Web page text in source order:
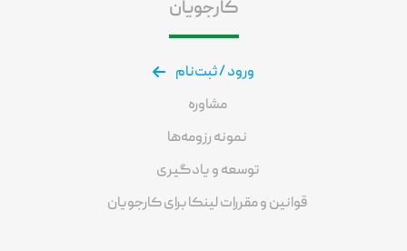
کارجویان
ورود / ثبت‌نام
مشاوره
نمونه رزومه‌ها
توسعه و یادگیری
قوانین و مقررات لینکا برای کارجویان